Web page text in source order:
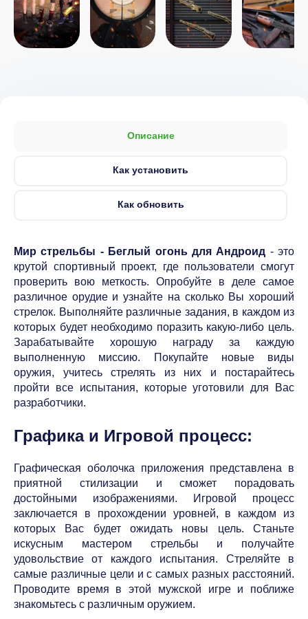
Описание
Как установить
Как обновить
Мир стрельбы - Беглый огонь для Андроид - это
крутой спортивный проект, где пользователи смогут
проверить вою меткость. Опробуйте в деле самое
различное орудие и узнайте на сколько Вы хороший
стрелок. Выполняйте различные задания, в каждом из
которых будет необходимо поразить какую-либо цель.
Зарабатывайте хорошую награду за каждую
выполненную миссию. Покупайте новые виды
оружия, учитесь стрелять из них и постарайтесь
пройти все испытания, которые уготовили для Вас
разработчики.
Графика и Игровой процесс:
Графическая оболочка приложения представлена в
приятной стилизации и сможет порадовать
достойными изображениями. Игровой процесс
заключается в прохождении уровней, в каждом из
которых Вас будет ожидать новы цель. Станьте
искусным мастером стрельбы и получайте
удовольствие от каждого испытания. Стреляйте в
самые различные цели и с самых разных расстояний.
Проводите время в этой мужской игре и поближе
знакомьтесь с различным оружием.